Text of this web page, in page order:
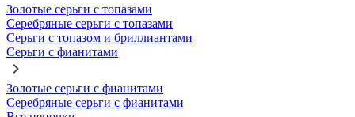
Золотые серьги с топазами
Серебряные серьги с топазами
Серьги с топазом и бриллиантами
Серьги с фианитами
Золотые серьги с фианитами
Серебряные серьги с фианитами